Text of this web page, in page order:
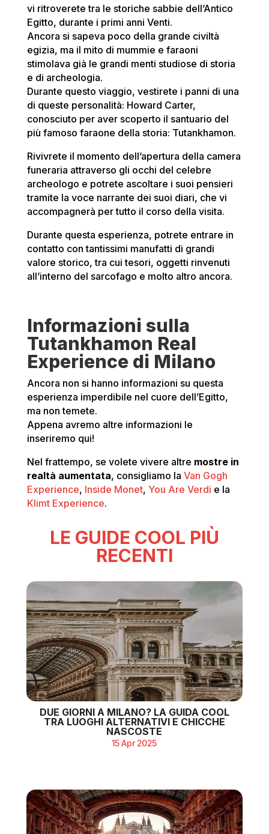
vi ritroverete tra le storiche sabbie dell’Antico
Egitto, durante i primi anni Venti.
Ancora si sapeva poco della grande civiltà
egizia, ma il mito di mummie e faraoni
stimolava già le grandi menti studiose di storia
e di archeologia.
Durante questo viaggio, vestirete i panni di una
di queste personalità: Howard Carter,
conosciuto per aver scoperto il santuario del
più famoso faraone della storia: Tutankhamon.
Rivivrete il momento dell’apertura della camera
funeraria attraverso gli occhi del celebre
archeologo e potrete ascoltare i suoi pensieri
tramite la voce narrante dei suoi diari, che vi
accompagnerà per tutto il corso della visita.
Durante questa esperienza, potrete entrare in
contatto con tantissimi manufatti di grandi
valore storico, tra cui tesori, oggetti rinvenuti
all’interno del sarcofago e molto altro ancora.
Informazioni sulla
Tutankhamon Real
Experience di Milano
Ancora non si hanno informazioni su questa
esperienza imperdibile nel cuore dell’Egitto,
ma non temete.
Appena avremo altre informazioni le
inseriremo qui!
Nel frattempo, se volete vivere altre mostre in
realtà aumentata, consigliamo la Van Gogh
Experience, Inside Monet, You Are Verdi e la
Klimt Experience.
LE GUIDE COOL PIÙ
RECENTI
DUE GIORNI A MILANO? LA GUIDA COOL
TRA LUOGHI ALTERNATIVI E CHICCHE
NASCOSTE
15 Apr 2025